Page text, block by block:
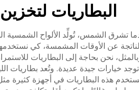
البطاريات
الشمس، تُولِّد الألواح الشمسية
عن الأوقات المشمسة، كي
نحن بحاجة إلى البطاريات
خيارات جيدة عديدة. وتُعد
هذه البطاريات في أجهزة كثيرة